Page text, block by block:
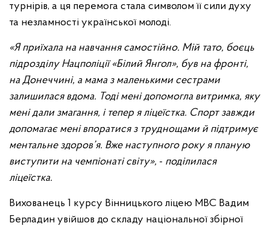
турнірів, а ця перемога стала символом її сили духу
та незламності української молоді.
«Я приїхала на навчання самостійно. Мій тато, боєць
підрозділу Нацполіції «Білий Янгол», був на фронті,
на Донеччині, а мама з маленькими сестрами
залишилася вдома. Тоді мені допомогла витримка, яку
мені дали змагання, і тепер я ліцеїстка. Спорт завжди
допомагає мені впоратися з труднощами й підтримує
ментальне здоров’я. Вже наступного року я планую
виступити на чемпіонаті світу», - поділилася
ліцеїстка.
Вихованець 1 курсу Вінницького ліцею МВС Вадим
Берладин увійшов до складу національної збірної